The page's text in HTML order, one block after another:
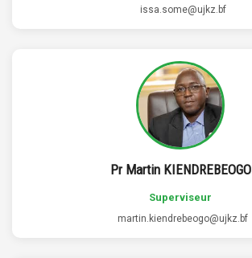
issa.some@ujkz.bf
Pr Martin KIENDREBEOGO
Superviseur
martin.kiendrebeogo@ujkz.bf